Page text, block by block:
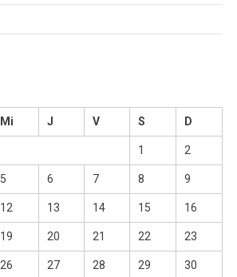
Mi J V S D
1 2
5 6 7 8 9
12 13 14 15 16
19 20 21 22 23
26 27 28 29 30